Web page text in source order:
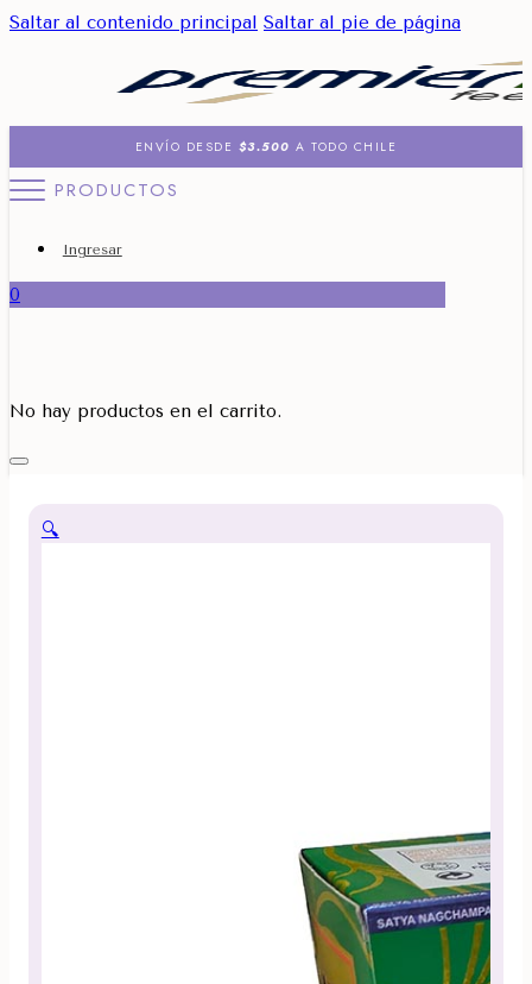
Saltar al contenido principal Saltar al pie de página
ENVÍO DESDE $3.500 A TODO CHILE
PRODUCTOS
Ingresar
0
No hay productos en el carrito.
🔍